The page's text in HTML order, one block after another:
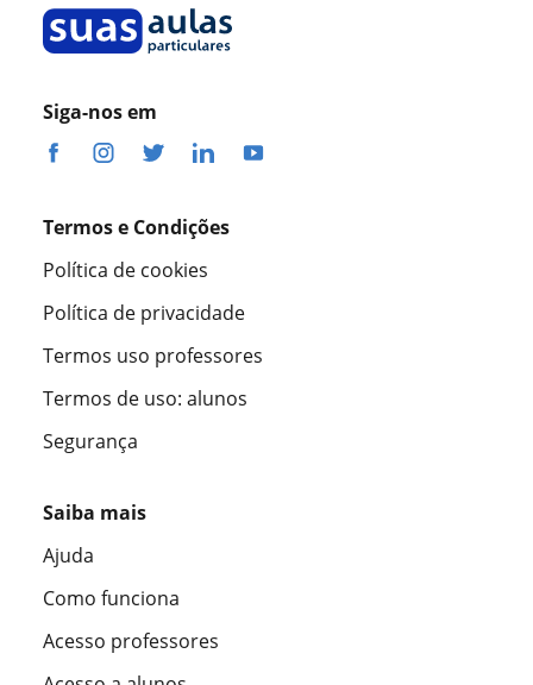
Siga-nos em
Termos e Condições
Política de cookies
Política de privacidade
Termos uso professores
Termos de uso: alunos
Segurança
Saiba mais
Ajuda
Como funciona
Acesso professores